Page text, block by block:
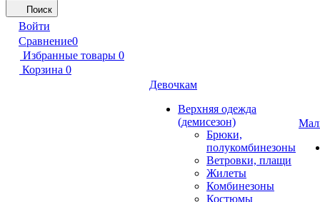
Поиск
Войти
Сравнение0
Избранные товары 0
Корзина 0
Девочкам
Верхняя одежда
(демисезон)
Брюки,
полукомбинезоны
Ветровки, плащи
Жилеты
Комбинезоны
Костюмы